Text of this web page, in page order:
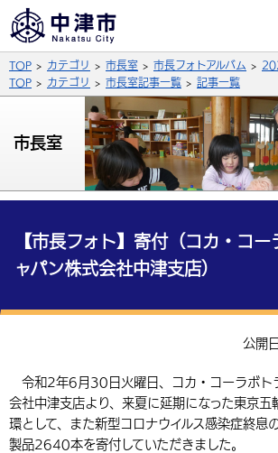
ふりがなをつける
背景色
青
文字の大きさ
拡大 標準
英語（English） 中国
中国語（繁体字）
公式SNS
X (Twitter)
サイト内検索
総合メニュー
くらしの情報
届出・登録・証明 保険・年金
健康・予防
税金 住宅・イン
環境・衛生 生涯学習・
事業者の方へ
産業・雇用
農林水産業 税金
都市整備
施設情報 子どもを預
手当・助成 健康・医療
観光・移住
観光なび スポットを
市政情報
TOP カテゴリ 市長室 市長フォトアルバム
TOP
カテゴリ 市長室記事一覧 記事一覧
市長室
【市長フォト】寄付（コカ・コー
ャパン株式会社中津支店）
公開
令和2年6月30日火曜日、コカ・コーラボト
会社中津支店より、来夏に延期になった東京五
環として、また新型コロナウイルス感染症終息
製品2640本を寄付していただきました。